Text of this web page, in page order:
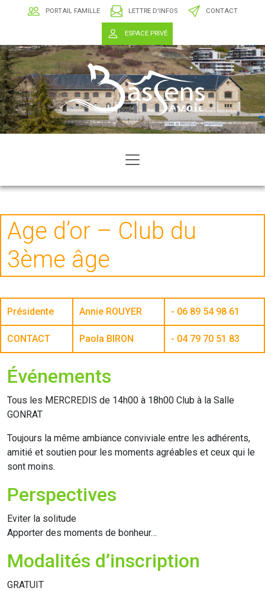
PORTAIL FAMILLE LETTRE D'INFOS CONTACT
ESPACE PRIVÉ
Age d’or – Club du
3ème âge
Présidente Annie ROUYER - 06 89 54 98 61
CONTACT Paola BIRON - 04 79 70 51 83
Événements
Tous les MERCREDIS de 14h00 à 18h00 Club à la Salle
GONRAT
Toujours la même ambiance conviviale entre les adhérents,
amitié et soutien pour les moments agréables et ceux qui le
sont moins.
Perspectives
Eviter la solitude
Apporter des moments de bonheur…
Modalités d’inscription
GRATUIT